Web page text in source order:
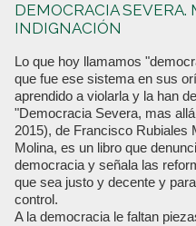
DEMOCRACIA SEVERA.
INDIGNACIÓN
Lo que hoy llamamos
que fue ese sistema en sus
aprendido a violarla y la han
"Democracia Severa, mas
2015), de Francisco Rubiales
Molina, es un libro que
democracia y señala las
que sea justo y decente y
control.
A la democracia le faltan